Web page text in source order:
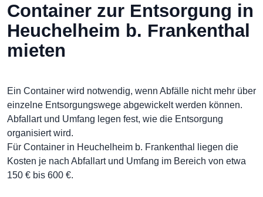
Container zur Entsorgung in
Heuchelheim b. Frankenthal
mieten
Ein Container wird notwendig, wenn Abfälle nicht mehr über
einzelne Entsorgungswege abgewickelt werden können.
Abfallart und Umfang legen fest, wie die Entsorgung
organisiert wird.
Für Container in Heuchelheim b. Frankenthal liegen die
Kosten je nach Abfallart und Umfang im Bereich von etwa
150 € bis 600 €.